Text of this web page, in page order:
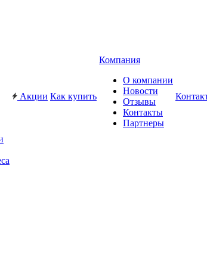
Акции Как купить
Компания
О компании
Новости
Отзывы
Контакты
Партнеры